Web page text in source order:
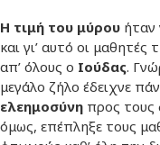
Η τιμή του μύρουήταν
και γι’ αυτό οι μαθητές
απ’ όλους ο Ιούδας.
μεγάλο ζήλο έδειχνε
ελεημοσύνηπρος τους
όμως, επέπληξε τους